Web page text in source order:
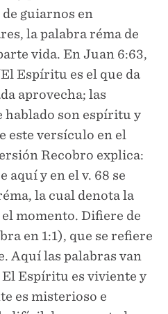
guiarnos en
la palabra réma de
vida. En Juan 6:63,
Espíritu es el que da
aprovecha; las
hablado son espíritu y
este versículo en el
Recobro explica:
aquí y en el v. 68 se
la cual denota la
momento. Difiere de
en 1:1), que se refiere
Aquí las palabras van
Espíritu es viviente y
es misterioso e